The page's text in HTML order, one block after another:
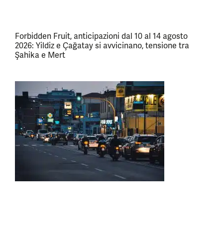
Forbidden Fruit, anticipazioni dal 10 al 14 agosto
2026: Yildiz e Çağatay si avvicinano, tensione tra
Şahika e Mert